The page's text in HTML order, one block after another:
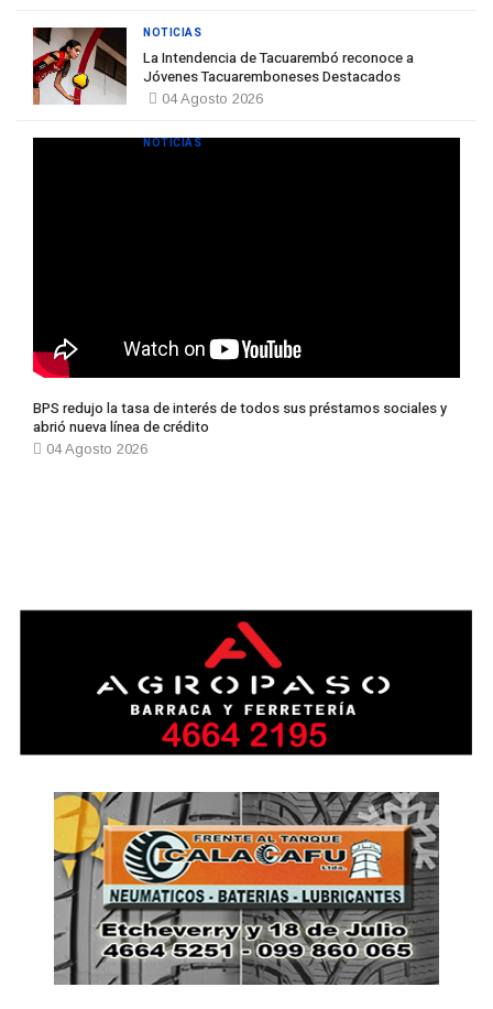
La Intendencia de Tacuarembó reconoce a
Jóvenes Tacuaremboneses Destacados
04 Agosto 2026
NOTICIAS
BPS redujo la tasa de interés de todos sus préstamos sociales y
abrió nueva línea de crédito
04 Agosto 2026
NOTICIAS